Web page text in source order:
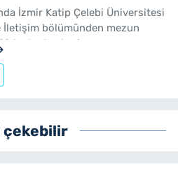
İzmir Katip Çelebi Üniversitesi
İletişim bölümünden mezun
yılından beri
çekebilir